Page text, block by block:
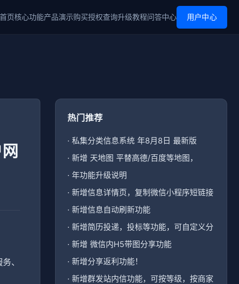
首页核心功能产品演示购买授权查询升级教程问答中心 用户中心
、
热门推荐
· 私集分类信息系统 年8月8日 最新版
· 新增 天地图 平替高德/百度等地图，
· 年功能升级说明
· 新增信息详情页，复制微信小程序短链接
· 新增信息自动刷新功能
· 新增简历投递，投标等功能，可自定义分
· 新增 微信内H5带图分享功能
· 新增分享返利功能！
· 新增群发站内信功能，可按等级，按商家